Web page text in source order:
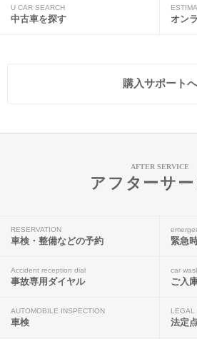
U CAR SEARCH
中古車を探す オン
購入サポートへ
AFTER SERVICE
アフターサー
RESERVATION
車検・整備などの予約 緊急
Accident reception dial
事故専用ダイヤル
car
ご入
AUTOMOBILE INSPECTION
車検
LEGAL
法定